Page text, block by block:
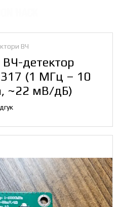
ВЧ
детектор
(1 МГц – 10
~22 мВ/дБ)